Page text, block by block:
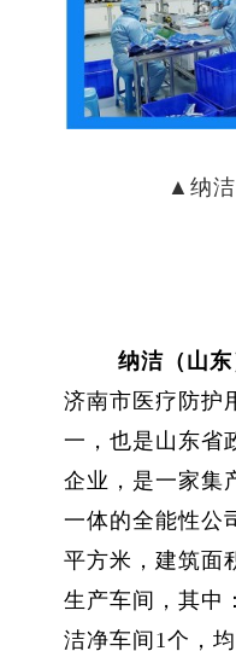
▲ 纳
纳洁（山
济南市医疗防护
一，也是山东省
企业，是一家集
一体的全能性公
平方米，建筑面
生产车间，其中：
洁净车间 1个，